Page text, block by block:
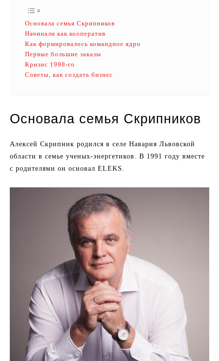
Основала семья Скрипников
Начинали как кооператив
Как формировалось командное ядро
Первые большие заказы
Кризис 1998-го
Советы, как создать бизнес
Основала семья Скрипников
Алексей Скрипник родился в селе Навария Львовской
области в семье ученых-энергетиков. В 1991 году вместе
с родителями он основал ELEKS.